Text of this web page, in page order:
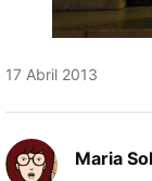
17 Abril 2013
Maria